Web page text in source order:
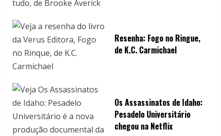
Resenha: Fogo no Ringue,
de K.C. Carmichael
Os Assassinatos de Idaho:
Pesadelo Universitário
chegou na Netflix